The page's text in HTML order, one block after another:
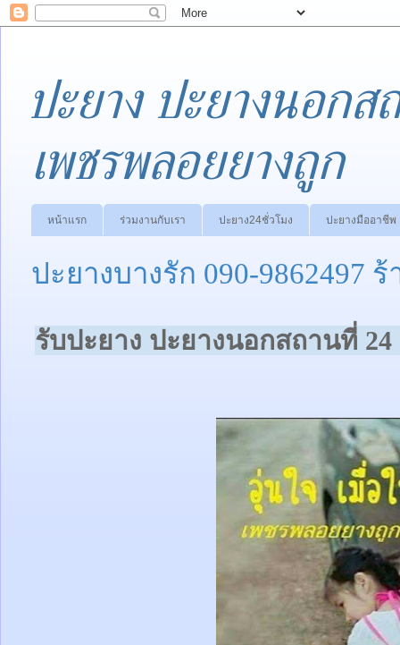
ปะยาง ปะยางนอก
เพชรพลอยยางถูก
หน้าแรก ร่วมงานกับเรา ปะยาง24ชั่วโมง ปะยางมืออาชีพ
ปะยางบางรัก 090-9862497
รับปะยาง ปะยางนอกสถานที่